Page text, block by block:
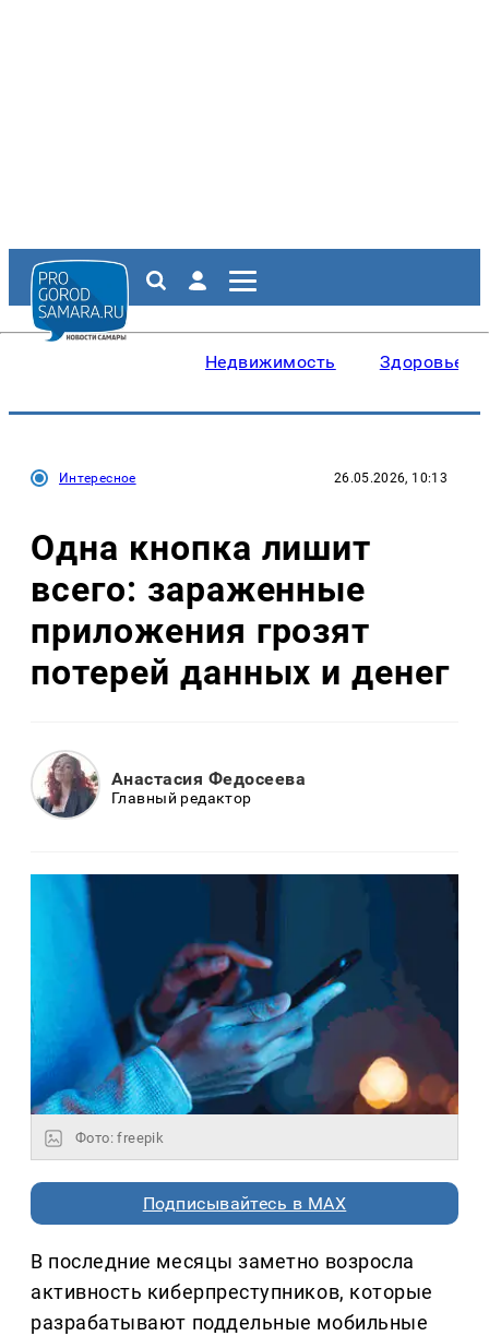
Недвижимость Здоровье
Интересное 26.05.2026, 10:13
Одна кнопка лишит
всего: зараженные
приложения грозят
потерей данных и денег
Анастасия Федосеева
Главный редактор
Фото: freepik
Подписывайтесь в MAX
В последние месяцы заметно возросла
активность киберпреступников, которые
разрабатывают поддельные мобильные